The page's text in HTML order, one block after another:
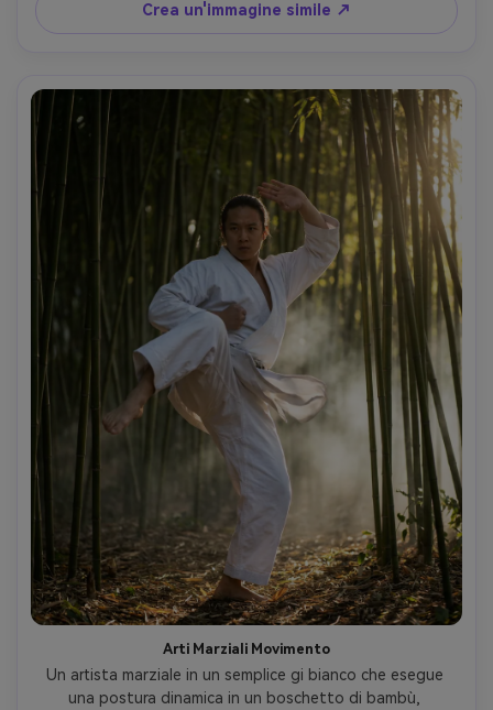
taglienti come un rasoio, fotografia editoriale di lusso,
fotorealistico- -ar 4:5
Crea un'immagine simile ↗
Arti Marziali Movimento
Un artista marziale in un semplice gi bianco che esegue
una postura dinamica in un boschetto di bambù,